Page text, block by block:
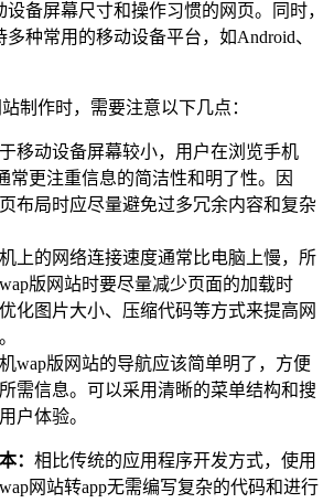
备屏幕尺寸和操作习惯的网页。同时，
种常用的移动设备平台，如Android、
制作时，需要注意以下几点：
移动设备屏幕较小，用户在浏览手机
常更注重信息的简洁性和明了性。因
布局时应尽量避免过多冗余内容和复杂
上的网络连接速度通常比电脑上慢，所
版网站时要尽量减少页面的加载时
化图片大小、压缩代码等方式来提高网
wap版网站的导航应该简单明了，方便
需信息。可以采用清晰的菜单结构和搜
户体验。
： 相比传统的应用程序开发方式，使用
网站转app无需编写复杂的代码和进行